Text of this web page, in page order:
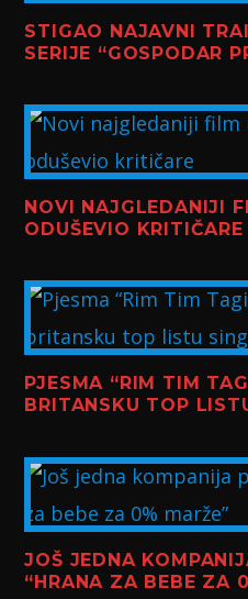
STIGAO NAJAVNI
SERIJE “GOSPODAR
NOVI NAJGLEDANIJI
ODUŠEVIO KRITIČARE
PJESMA “RIM TIM
BRITANSKU TOP
JOŠ JEDNA
“HRANA ZA BEBE ZA